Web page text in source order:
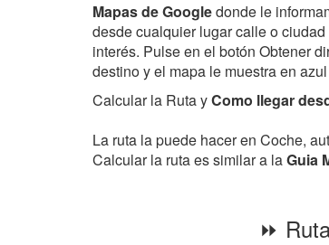
Mapas de Googledonde le
desde cualquier lugar calle o
interés. Pulse en el botón Obtener
destino y el mapa le muestra en azul
Calcular la Ruta yComo llegar
La ruta la puede hacer en Coche,
Calcular la ruta es similar a laGuia
⏩